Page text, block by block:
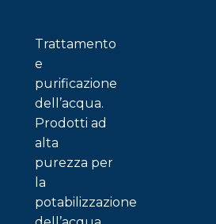
Trattamento
e
purificazione
dell’acqua.
Prodotti ad
alta
purezza per
la
potabilizzazione